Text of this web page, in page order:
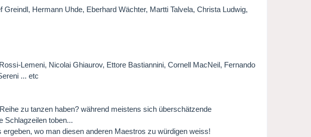
Hermann Uhde, Eberhard Wächter, Martti Talvela, Christa Ludwig,
Lemeni, Nicolai Ghiaurov, Ettore Bastiannini, Cornell MacNeil, Fernando
... etc
zu tanzen haben? während meistens sich überschätzende
Schlagzeilen toben...
wo man diesen anderen Maestros zu würdigen weiss!